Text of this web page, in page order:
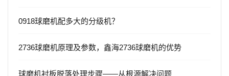
0918球磨机配多大的分级机？
2736球磨机原理及参数，鑫海2736球磨机的优势
球磨机衬板脱落处理步骤——从根源解决问题